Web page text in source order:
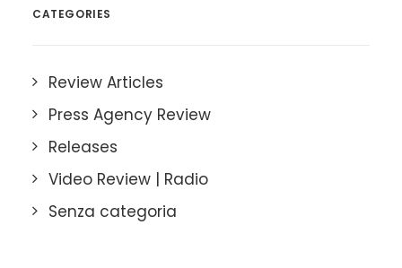
CATEGORIES
Review Articles
Press Agency Review
Releases
Video Review | Radio
Senza categoria